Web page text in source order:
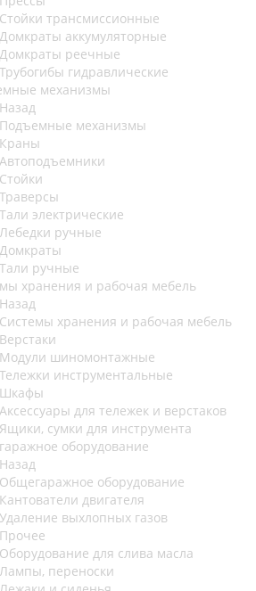
Стойки трансмиссионные
Домкраты аккумуляторные
Домкраты реечные
Трубогибы гидравлические
механизмы
Назад
Подъемные механизмы
Краны
Автоподъемники
Стойки
Траверсы
Тали электрические
Лебедки ручные
Домкраты
Тали ручные
хранения и рабочая мебель
Назад
Системы хранения и рабочая мебель
Верстаки
Модули шиномонтажные
Тележки инструментальные
Шкафы
Аксессуары для тележек и верстаков
Ящики, сумки для инструмента
оборудование
Назад
Общегаражное оборудование
Кантователи двигателя
Удаление выхлопных газов
Прочее
Оборудование для слива масла
Лампы, переноски